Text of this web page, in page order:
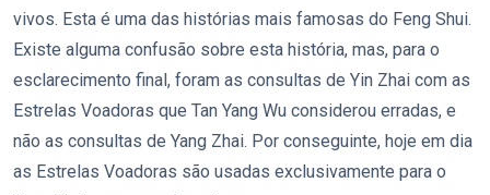
vivos. Esta é uma das histórias mais famosas do Feng Shui.
Existe alguma confusão sobre esta história, mas, para o
esclarecimento final, foram as consultas de Yin Zhai com as
Estrelas Voadoras que Tan Yang Wu considerou erradas, e
não as consultas de Yang Zhai. Por conseguinte, hoje em dia
as Estrelas Voadoras são usadas exclusivamente para o